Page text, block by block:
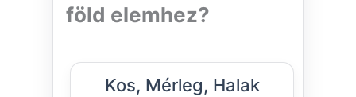
föld elemhez?
Kos, Mérleg, Halak